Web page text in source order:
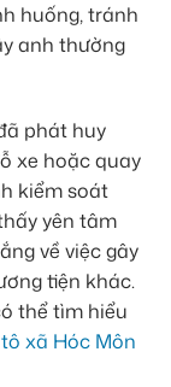
huống, tránh
anh thường
phát huy
xe hoặc quay
kiểm soát
yên tâm
về việc gây
tiện khác.
thể tìm hiểu
xã Hóc Môn